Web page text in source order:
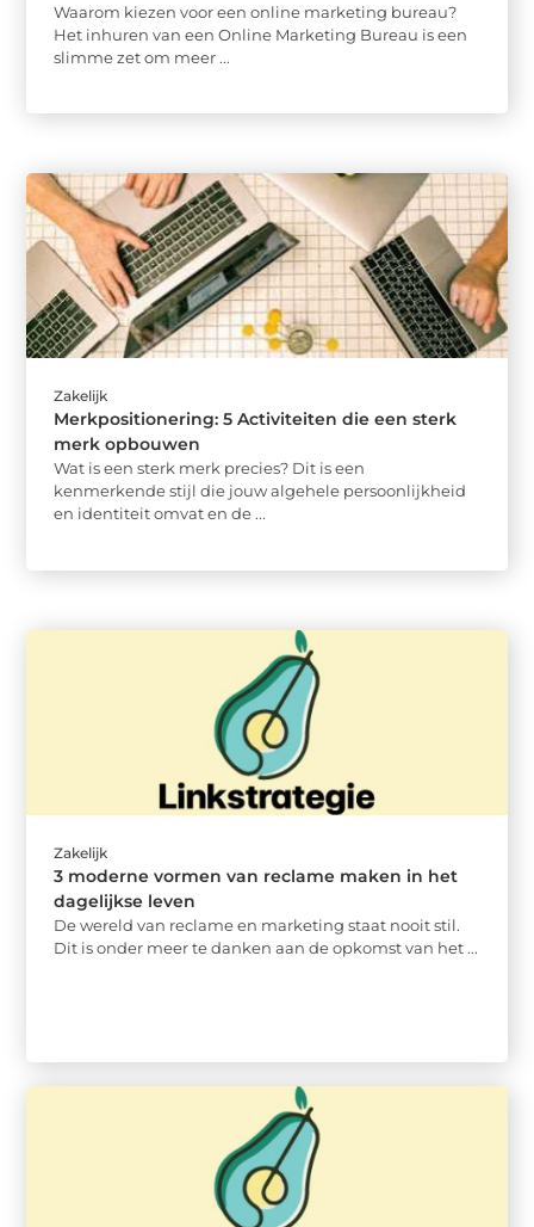
Waarom kiezen voor een online marketing bureau?
Het inhuren van een Online Marketing Bureau is een
slimme zet om meer ...
Zakelijk
Merkpositionering: 5 Activiteiten die een sterk
merk opbouwen
Wat is een sterk merk precies? Dit is een
kenmerkende stijl die jouw algehele persoonlijkheid
en identiteit omvat en de ...
Zakelijk
3 moderne vormen van reclame maken in het
dagelijkse leven
De wereld van reclame en marketing staat nooit stil.
Dit is onder meer te danken aan de opkomst van het ...